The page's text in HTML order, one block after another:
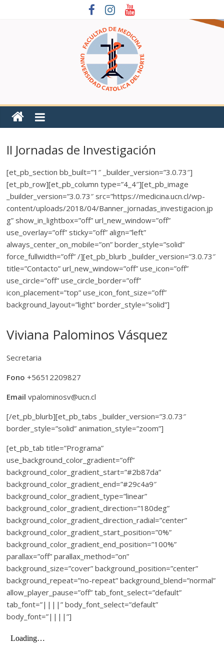
II Jornadas de Investigación
[et_pb_section bb_built=”1″ _builder_version=”3.0.73″]
[et_pb_row][et_pb_column type=”4_4″][et_pb_image
_builder_version=”3.0.73″ src=”https://medicina.ucn.cl/wp-
content/uploads/2018/04/Banner_jornadas_investigacion.jp
g” show_in_lightbox=”off” url_new_window=”off”
use_overlay=”off” sticky=”off” align=”left”
always_center_on_mobile=”on” border_style=”solid”
force_fullwidth=”off” /][et_pb_blurb _builder_version=”3.0.73″
title=”Contacto” url_new_window=”off” use_icon=”off”
use_circle=”off” use_circle_border=”off”
icon_placement=”top” use_icon_font_size=”off”
background_layout=”light” border_style=”solid”]
Viviana Palominos Vásquez
Secretaria
Fono +56512209827
Email vpalominosv@ucn.cl
[/et_pb_blurb][et_pb_tabs _builder_version=”3.0.73″
border_style=”solid” animation_style=”zoom”]
[et_pb_tab title=”Programa”
use_background_color_gradient=”off”
background_color_gradient_start=”#2b87da”
background_color_gradient_end=”#29c4a9″
background_color_gradient_type=”linear”
background_color_gradient_direction=”180deg”
background_color_gradient_direction_radial=”center”
background_color_gradient_start_position=”0%”
background_color_gradient_end_position=”100%”
parallax=”off” parallax_method=”on”
background_size=”cover” background_position=”center”
background_repeat=”no-repeat” background_blend=”normal”
allow_player_pause=”off” tab_font_select=”default”
tab_font=”||||” body_font_select=”default”
body_font=”||||”]